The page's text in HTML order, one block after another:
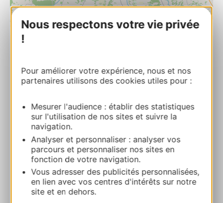
Nous respectons votre vie privée
!
Pour améliorer votre expérience, nous et nos
partenaires utilisons des cookies utiles pour :
Mesurer l'audience : établir des statistiques
sur l'utilisation de nos sites et suivre la
navigation.
Analyser et personnaliser : analyser vos
parcours et personnaliser nos sites en
fonction de votre navigation.
Vous adresser des publicités personnalisées,
en lien avec vos centres d'intérêts sur notre
site et en dehors.
Leaflet| Map data ©OpenStreetMap contributors
32190 MARAMBAT
05 62 06 54 12
05 62 09 85 62
E-mail